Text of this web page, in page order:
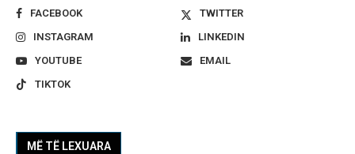
FACEBOOK
TWITTER
INSTAGRAM
LINKEDIN
YOUTUBE
EMAIL
TIKTOK
MË TË LEXUARA